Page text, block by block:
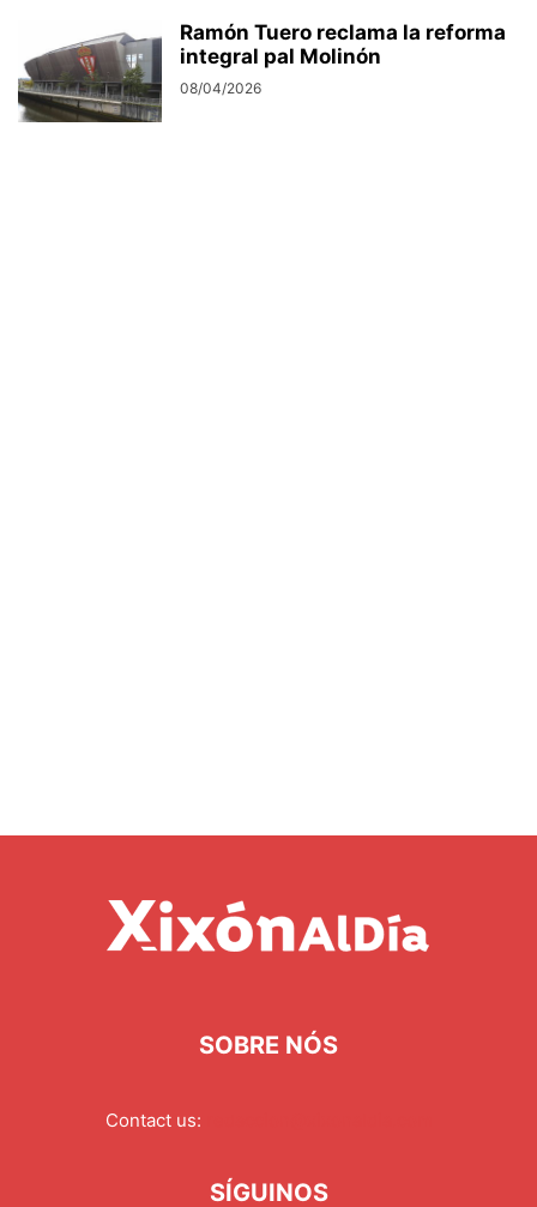
Ramón Tuero reclama la reforma
integral pal Molinón
08/04/2026
SOBRE NÓS
Contact us:
SÍGUINOS